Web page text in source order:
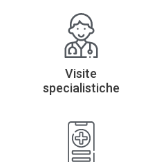
Visite
specialistiche